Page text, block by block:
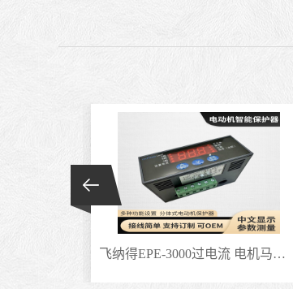
飞纳得EPE-3000过电流 电机马达断错相 相序与断相